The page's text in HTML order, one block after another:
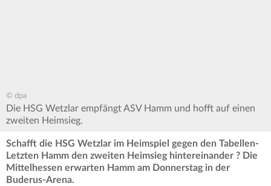
© dpa
Die HSG Wetzlar empfängt ASV Hamm und hofft auf einen
zweiten Heimsieg.
Schafft die HSG Wetzlar im Heimspiel gegen den Tabellen-
Letzten Hamm den zweiten Heimsieg hintereinander ? Die
Mittelhessen erwarten Hamm am Donnerstag in der
Buderus-Arena.